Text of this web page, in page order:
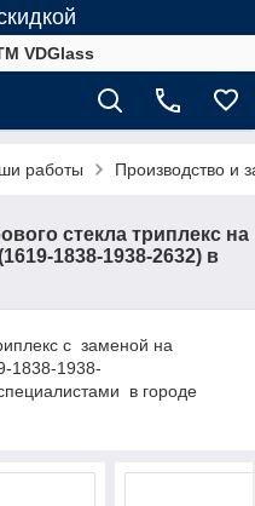
VDGlass
работы Производство и
стекла триплекс на
1838-1938-2632) в
с заменой на
1838-1938-
в городе